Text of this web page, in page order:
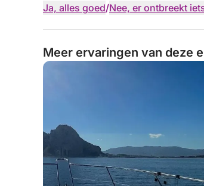
Ja, alles goed/Nee, er ontbreekt
Meer ervaringen van deze